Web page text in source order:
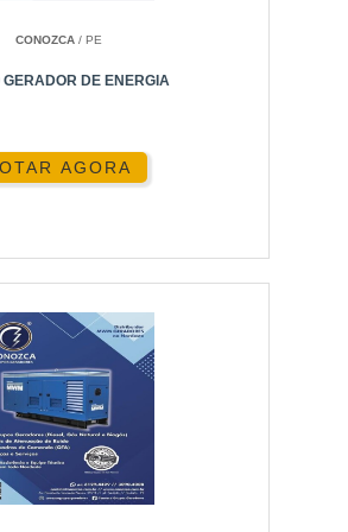
que não podem sofrer
operar em condições adversas,
garantem energia contínua em
inicial, a economia em
faz do gerador 300kVA
CONOZCA/ PE
GERADOR DE ENERGIA
AGORA